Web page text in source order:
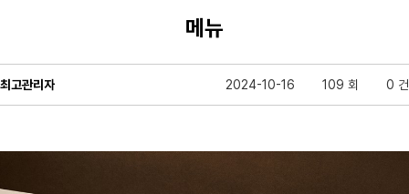
메뉴
최고관리자 2024-10-16 109 회 0 건